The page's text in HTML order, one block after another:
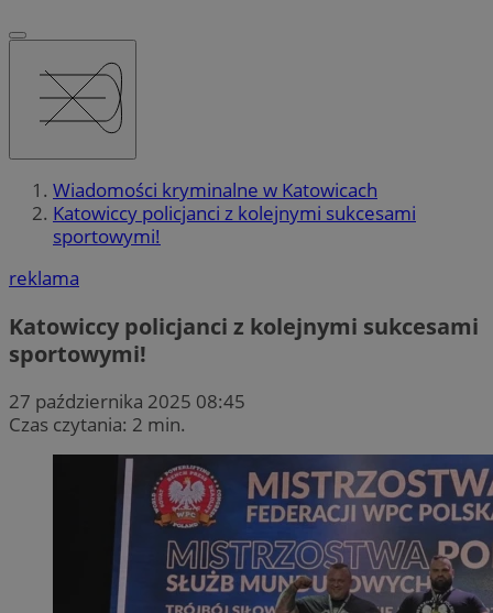
Wiadomości kryminalne w Katowicach
Katowiccy policjanci z kolejnymi sukcesami
sportowymi!
reklama
Katowiccy policjanci z kolejnymi sukcesami
sportowymi!
27 października 2025 08:45
Czas czytania: 2 min.